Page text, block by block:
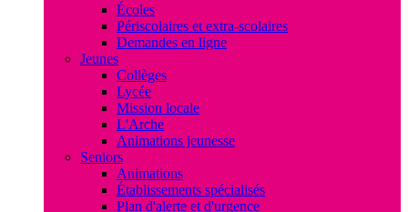
Écoles
Périscolaires et extra-scolaires
Demandes en ligne
Jeunes
Collèges
Lycée
Mission locale
L'Arche
Animations jeunesse
Seniors
Animations
Établissements spécialisés
Plan d'alerte et d'urgence